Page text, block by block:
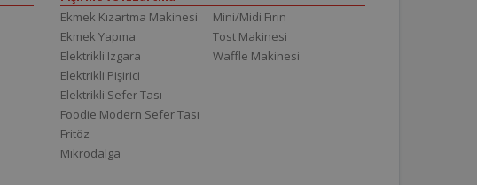
Ekmek Kızartma Makinesi
Ekmek Yapma
Elektrikli Izgara
Elektrikli Pişirici
Elektrikli Sefer Tası
Foodie Modern Sefer Tası
Fritöz
Mikrodalga
Mini/Midi Fırın
Tost Makinesi
Waffle Makinesi